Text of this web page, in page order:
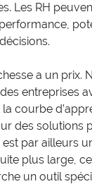
Les RH
a un prix.
entreprises
courbe
des solutions
par ailleurs
plus large,
un outil